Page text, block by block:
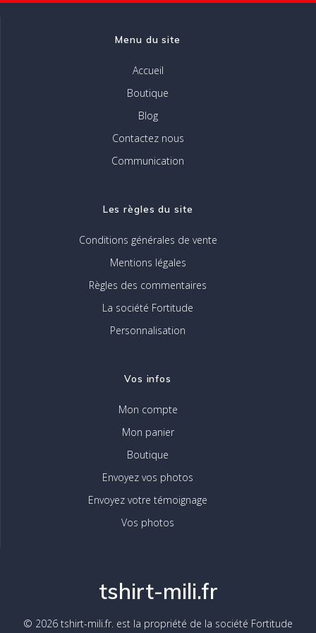
Menu du site
Accueil
Boutique
Blog
Contactez nous
Communication
Les règles du site
Conditions générales de vente
Mentions légales
Règles des commentaires
La société Fortitude
Personnalisation
Vos infos
Mon compte
Mon panier
Boutique
Envoyez vos photos
Envoyez votre témoignage
Vos photos
tshirt-mili.fr
© 2026 tshirt-mili.fr. est la propriété de la société Fortitude